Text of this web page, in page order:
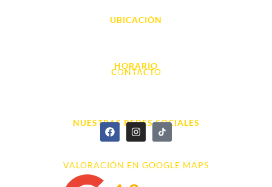
UBICACIÓN
HORARIO
L. - S. 10:00h a 22:00h
CONTACTO
NUESTRAS REDES SOCIALES
VALORACIÓN EN GOOGLE MAPS